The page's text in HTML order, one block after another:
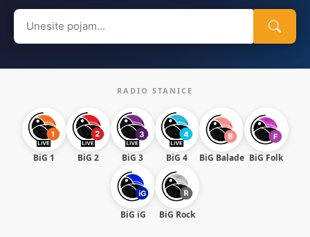
Search
for:
RADIO STANICE
BiG 1 BiG 2 BiG 3 BiG 4 BiG Balade BiG Folk
BiG iG BiG Rock